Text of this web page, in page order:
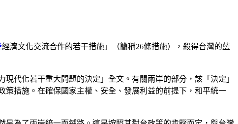
經濟文化交流合作的若干措施」（簡稱26條措施），殺得台灣的藍
代化若干重大問題的決定」全文。有關兩岸的部分，該「決定」
措施。在確保國家主權、安全、發展利益的前提下，和平統一